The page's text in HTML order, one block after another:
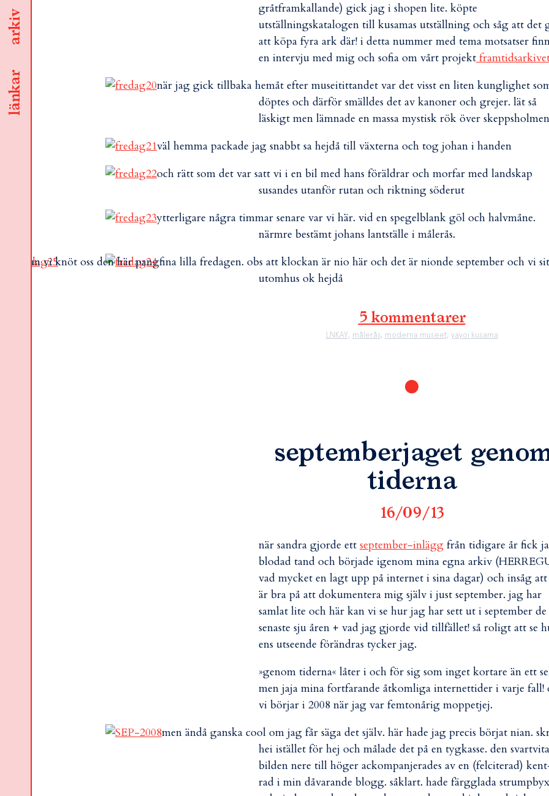
länkar
arkiv
gråtframkallande) gick jag i shopen lite. köpte
utställningskatalogen till kusamas utställning och såg att det
att köpa fyra ark där! i detta nummer med tema motsatser
en intervju med mig och sofia om vårt projekt
när jag gick tillbaka hemåt efter museitittandet var det visst en liten kunglighet
döptes och därför smälldes det av kanoner och grejer. lät så
läskigt men lämnade en massa mystisk rök över
väl hemma packade jag snabbt sa hejdå till växterna och tog johan i handen
och rätt som det var satt vi i en bil med hans föräldrar och morfar med landskap
susandes utanför rutan och riktning söderut
ytterligare några timmar senare var vi här. vid en spegelblank göl och halvmåne.
närmre bestämt johans lantställe i målerås.
innan vi knöt oss den här pangfina lilla fredagen. obs att klockan är nio här och det är nionde september och vi
utomhus ok hejdå
5 kommentarer
LNKAY, målerås, moderna museet, yayoi kusama
septemberjaget
tiderna
16/09/13
när sandra gjorde ett september-inlägg från tidigare år fick
blodad tand och började igenom mina egna arkiv
vad mycket en lagt upp på internet i sina dagar) och insåg
är bra på att dokumentera mig själv i just september. jag har
samlat lite och här kan vi se hur jag har sett ut i september de
senaste sju åren + vad jag gjorde vid tillfället! så roligt att se
ens utseende förändras tycker jag.
»genom tiderna« låter i och för sig som inget kortare än ett
men jaja mina fortfarande åtkomliga internettider i varje fall!
vi börjar i 2008 när jag var femtonårig moppetjej.
men ändå ganska cool om jag får säga det själv. här hade jag precis börjat nian.
hei istället för hej och målade det på en tygkasse. den svartvita
bilden nere till höger ackompanjerades av en (felciterad)
rad i min dåvarande blogg. såklart. hade färgglada